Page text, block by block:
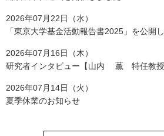
2026年07月22日（水）
「東京大学基金活動報告書2025」を公開
2026年07月16日（木）
研究者インタビュー【山内 薫 特任教授
2026年07月14日（火）
夏季休業のお知らせ